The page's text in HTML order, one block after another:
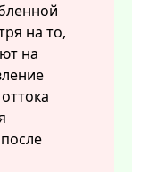
на то,
на